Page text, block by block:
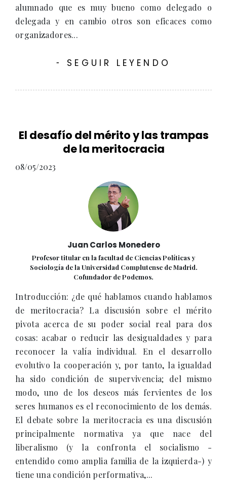
alumnado que es muy bueno como delegado o
delegada y en cambio otros son eficaces como
organizadores...
- SEGUIR LEYENDO
El desafío del mérito y las trampas
de la meritocracia
08/05/2023
Juan Carlos Monedero
Profesor titular en la facultad de Ciencias Políticas y
Sociología de la Universidad Complutense de Madrid.
Cofundador de Podemos.
Introducción: ¿de qué hablamos cuando hablamos
de meritocracia? La discusión sobre el mérito
pivota acerca de su poder social real para dos
cosas: acabar o reducir las desigualdades y para
reconocer la valía individual. En el desarrollo
evolutivo la cooperación y, por tanto, la igualdad
ha sido condición de supervivencia; del mismo
modo, uno de los deseos más fervientes de los
seres humanos es el reconocimiento de los demás.
El debate sobre la meritocracia es una discusión
principalmente normativa ya que nace del
liberalismo (y la confronta el socialismo -
entendido como amplia familia de la izquierda-) y
tiene una condición performativa,...